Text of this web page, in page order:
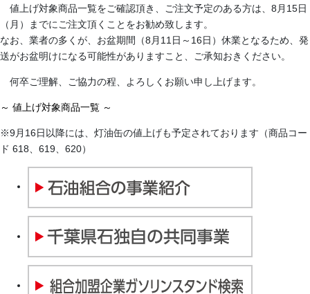
値上げ対象商品一覧をご確認頂き、ご注文予定のある方は、8月15日
（月）までにご注文頂くことをお勧め致します。
なお、業者の多くが、お盆期間（8月11日～16日）休業となるため、発
送がお盆明けになる可能性がありますこと、ご承知おきください。
何卒ご理解、ご協力の程、よろしくお願い申し上げます。
～ 値上げ対象商品一覧 ～
※9月16日以降には、灯油缶の値上げも予定されております（商品コー
ド 618、619、620）